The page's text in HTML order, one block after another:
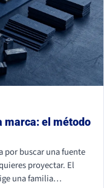
marca: el método
por buscar una fuente
proyectar. El
una familia